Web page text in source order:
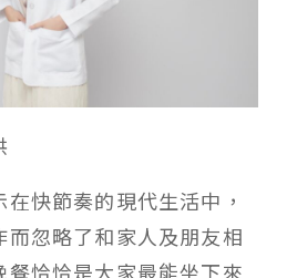
快節奏的現代生活中，
而忽略了和家人及朋友相
餐恰恰是大家最能坐下來